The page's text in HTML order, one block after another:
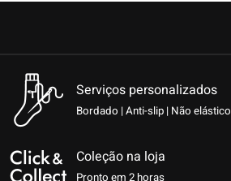
Serviços personalizados
Bordado | Anti-slip | Não elástico
Coleção na loja
Pronto em 2 horas